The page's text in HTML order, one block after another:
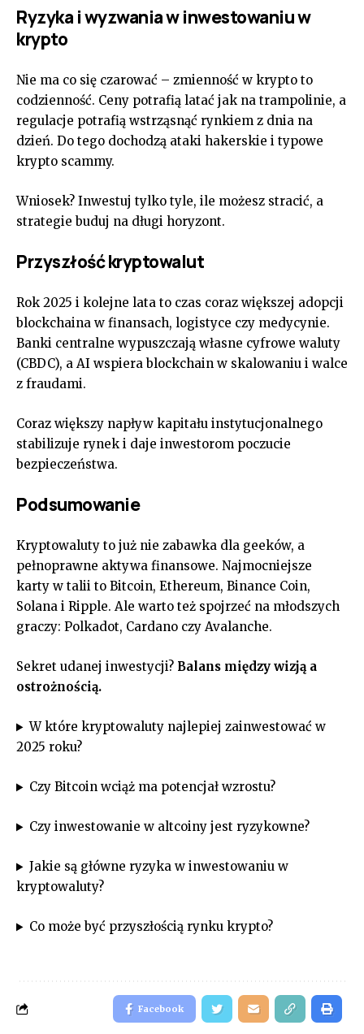
Ryzyka i wyzwania w inwestowaniu w
krypto
Nie ma co się czarować – zmienność w krypto to
codzienność. Ceny potrafią latać jak na trampolinie, a
regulacje potrafią wstrząsnąć rynkiem z dnia na
dzień. Do tego dochodzą ataki hakerskie i typowe
krypto scammy.
Wniosek? Inwestuj tylko tyle, ile możesz stracić, a
strategie buduj na długi horyzont.
Przyszłość kryptowalut
Rok 2025 i kolejne lata to czas coraz większej adopcji
blockchaina w finansach, logistyce czy medycynie.
Banki centralne wypuszczają własne cyfrowe waluty
(CBDC), a AI wspiera blockchain w skalowaniu i walce
z fraudami.
Coraz większy napływ kapitału instytucjonalnego
stabilizuje rynek i daje inwestorom poczucie
bezpieczeństwa.
Podsumowanie
Kryptowaluty to już nie zabawka dla geeków, a
pełnoprawne aktywa finansowe. Najmocniejsze
karty w talii to Bitcoin, Ethereum, Binance Coin,
Solana i Ripple. Ale warto też spojrzeć na młodszych
graczy: Polkadot, Cardano czy Avalanche.
Sekret udanej inwestycji? Balans między wizją a
ostrożnością.
W które kryptowaluty najlepiej zainwestować w
2025 roku?
Czy Bitcoin wciąż ma potencjał wzrostu?
Czy inwestowanie w altcoiny jest ryzykowne?
Jakie są główne ryzyka w inwestowaniu w
kryptowaluty?
Co może być przyszłością rynku krypto?
Facebook